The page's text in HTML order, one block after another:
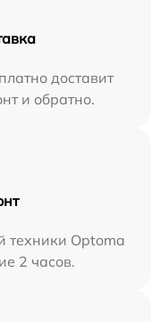
доставит
и обратно.
техники Optoma
2 часов.